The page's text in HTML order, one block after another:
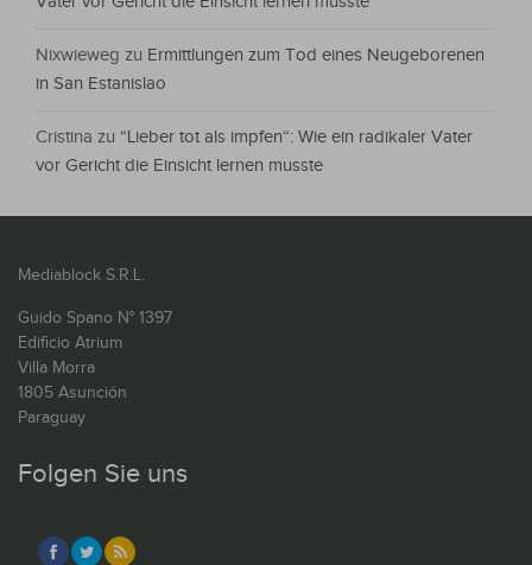
Nixwieweg zu Ermittlungen zum Tod eines Neugeborenen
in San Estanislao
Cristina zu “Lieber tot als impfen“: Wie ein radikaler Vater
vor Gericht die Einsicht lernen musste
Mediablock S.R.L.
Guido Spano N° 1397
Edificio Atrium
Villa Morra
1805 Asunción
Paraguay
Folgen Sie uns